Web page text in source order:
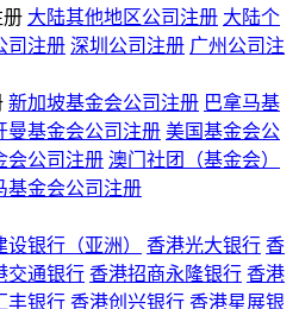
册 大陆其他地区公司注册 大陆个
司注册 深圳公司注册 广州公司注
新加坡基金会公司注册 巴拿马基
曼基金会公司注册 美国基金会公
会公司注册 澳门社团（基金会）
基金会公司注册
设银行（亚洲） 香港光大银行 香
交通银行 香港招商永隆银行 香港
丰银行 香港创兴银行 香港星展银